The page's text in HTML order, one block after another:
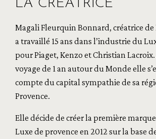
LA CRÉATRICE
Magali Fleurquin Bonnard, créatrice de
a travaillé 15 ans dans l’industrie du
pour Piaget, Kenzo et Christian
voyage de 1 an autour du Monde elle
compte du capital sympathie de sa
Provence.
Elle décide de créer la première
Luxe de provence en 2012 sur la base